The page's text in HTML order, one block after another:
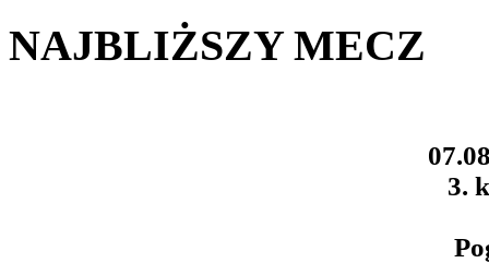
NAJBLIŻSZY MECZ
3.